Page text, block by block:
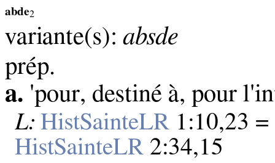
abde2
variante(s): absde
prép.
a. 'pour, destiné à, pour
L: HistSainteLR 1:10,23 =
HistSainteLR 2:34,15